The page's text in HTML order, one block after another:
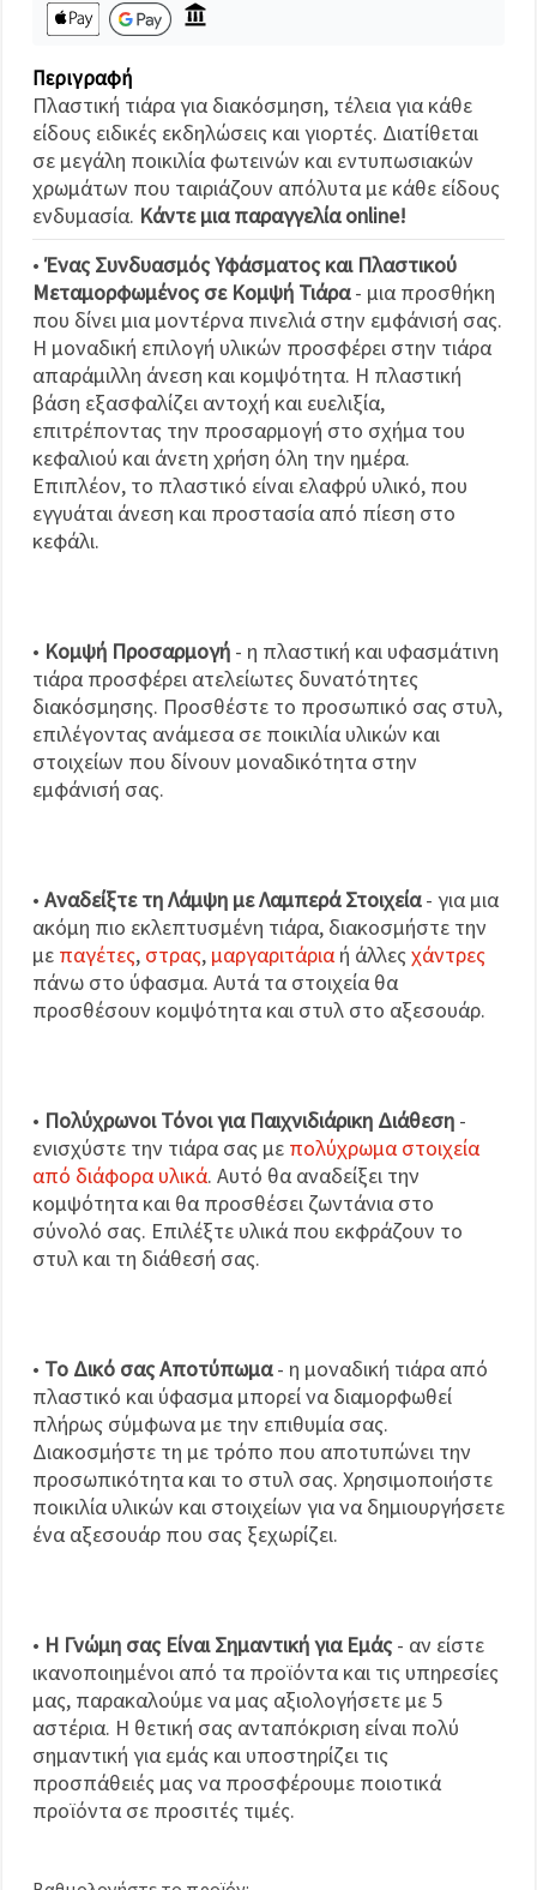
όλα!
Ρυθμίσεις
Περιγραφή
Πλαστική τιάρα για διακόσμηση, τέλεια για κάθε
είδους ειδικές εκδηλώσεις και γιορτές. Διατίθεται
σε μεγάλη ποικιλία φωτεινών και εντυπωσιακών
χρωμάτων που ταιριάζουν απόλυτα με κάθε είδους
ενδυμασία. Κάντε μια παραγγελία online!
• Ένας Συνδυασμός Υφάσματος και Πλαστικού
Μεταμορφωμένος σε Κομψή Τιάρα- μια προσθήκη
που δίνει μια μοντέρνα πινελιά στην εμφάνισή σας.
Η μοναδική επιλογή υλικών προσφέρει στην τιάρα
απαράμιλλη άνεση και κομψότητα. Η πλαστική
βάση εξασφαλίζει αντοχή και ευελιξία,
επιτρέποντας την προσαρμογή στο σχήμα του
κεφαλιού και άνετη χρήση όλη την ημέρα.
Επιπλέον, το πλαστικό είναι ελαφρύ υλικό, που
εγγυάται άνεση και προστασία από πίεση στο
κεφάλι.
• Κομψή Προσαρμογή - η πλαστική και υφασμάτινη
τιάρα προσφέρει ατελείωτες δυνατότητες
διακόσμησης. Προσθέστε το προσωπικό σας στυλ,
επιλέγοντας ανάμεσα σε ποικιλία υλικών και
στοιχείων που δίνουν μοναδικότητα στην
εμφάνισή σας.
• Αναδείξτε τη Λάμψη με Λαμπερά Στοιχεία- για μια
ακόμη πιο εκλεπτυσμένη τιάρα, διακοσμήστε την
με παγέτες, στρας, μαργαριτάρια ή άλλεςχάντρες
πάνω στο ύφασμα. Αυτά τα στοιχεία θα
προσθέσουν κομψότητα και στυλ στο αξεσουάρ.
• Πολύχρωνοι Τόνοι για Παιχνιδιάρικη Διάθεση -
ενισχύστε την τιάρα σας με πολύχρωμα στοιχεία
από διάφορα υλικά. Αυτό θα αναδείξει την
κομψότητα και θα προσθέσει ζωντάνια στο
σύνολό σας. Επιλέξτε υλικά που εκφράζουν το
στυλ και τη διάθεσή σας.
• Το Δικό σας Αποτύπωμα- η μοναδική τιάρα από
πλαστικό και ύφασμα μπορεί να διαμορφωθεί
πλήρως σύμφωνα με την επιθυμία σας.
Διακοσμήστε τη με τρόπο που αποτυπώνει την
προσωπικότητα και το στυλ σας. Χρησιμοποιήστε
ποικιλία υλικών και στοιχείων για να δημιουργήσετε
ένα αξεσουάρ που σας ξεχωρίζει.
• Η Γνώμη σας Είναι Σημαντική για Εμάς- αν είστε
ικανοποιημένοι από τα προϊόντα και τις υπηρεσίες
μας, παρακαλούμε να μας αξιολογήσετε με 5
αστέρια. Η θετική σας ανταπόκριση είναι πολύ
σημαντική για εμάς και υποστηρίζει τις
προσπάθειές μας να προσφέρουμε ποιοτικά
προϊόντα σε προσιτές τιμές.